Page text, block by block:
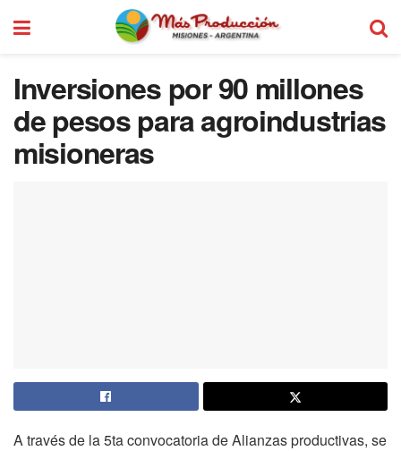
Inversiones por 90 millones
de pesos para agroindustrias
misioneras
A través de la 5ta convocatoria de Alianzas productivas, se